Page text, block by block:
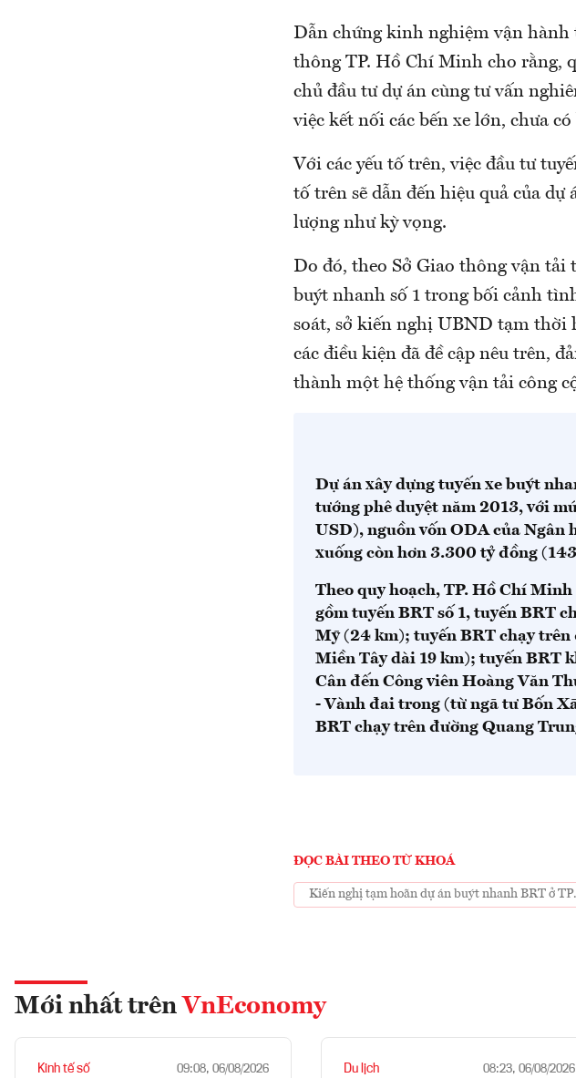
Dẫn chứng kinh nghiệm vận hành
thông TP. Hồ Chí Minh cho rằng,
chủ đầu tư dự án cùng tư vấn
việc kết nối các bến xe lớn, chưa
Với các yếu tố trên, việc đầu tư
tố trên sẽ dẫn đến hiệu quả của
lượng như kỳ vọng.
Do đó, theo Sở Giao thông vận tải
buýt nhanh số 1 trong bối cảnh
soát, sở kiến nghị UBND tạm thời
các điều kiện đã đề cập nêu trên,
thành một hệ thống vận tải công
Dự án xây dựng tuyến xe buýt
tướng phê duyệt năm 2013, với
USD), nguồn vốn ODA của Ngân
xuống còn hơn 3.300 tỷ đồng
Theo quy hoạch, TP. Hồ Chí
gồm tuyến BRT số 1, tuyến BRT
Mỹ (24 km); tuyến BRT chạy trên
Miền Tây dài 19 km); tuyến BRT
Cân đến Công viên Hoàng Văn
- Vành đai trong (từ ngã tư Bốn
BRT chạy trên đường Quang
ĐỌC BÀI THEO TỪ KHOÁ
Kiến nghị tạm hoãn dự án buýt nhanh BRT ở
Mới nhất trên VnEconomy
Kinh tế số 09:08, 06/08/2026 Du lịch 08:23, 06/08/2026